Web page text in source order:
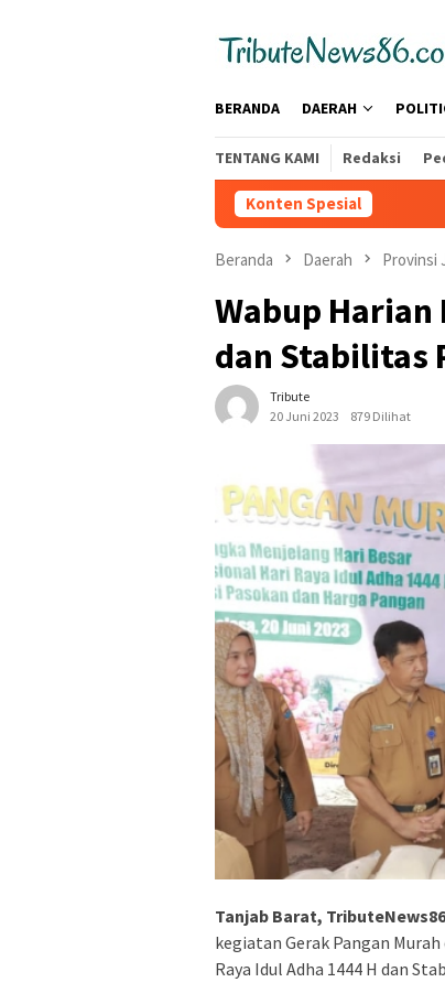
BERANDA DAERAH
TENTANG KAMI Redaksi
Konten Spesial
Beranda Daerah Provinsi
Wabup Harian
dan Stabilitas
Tribute
20 Juni 2023
879 Dilihat
Tanjab Barat,
kegiatan Gerak Pangan
Raya Idul Adha 1444 H dan